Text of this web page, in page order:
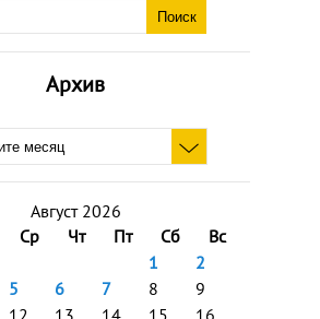
Архив
Август 2026
Ср Чт Пт Сб
Вс
1
2
5 6 7 8
9
12 13 14 15 16